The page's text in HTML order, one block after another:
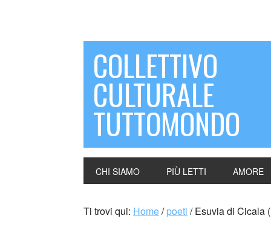
COLLETTIVO
CULTURALE
TUTTOMONDO
CHI SIAMO PIÙ LETTI AMORE
Ti trovi qui: Home/ poeti /Esuvia di Cicala